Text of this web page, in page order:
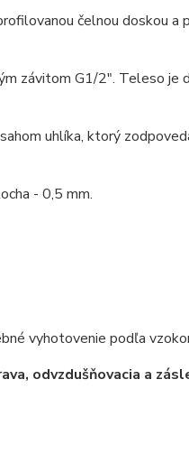
čelnou doskou a
závitom G1/2". Teleso je
uhlíka, ktorý
- 0,5 mm.
vyhotovenie podľa
odvzdušňovacia a